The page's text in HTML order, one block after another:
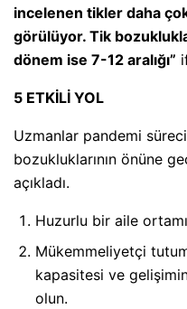
incelenen tikler daha
görülüyor. Tik
dönem ise 7-12 aralığı”
5 ETKİLİ YOL
Uzmanlar pandemi
bozukluklarının önüne
açıkladı.
Huzurlu bir aile
Mükemmeliyetçi
kapasitesi ve
olun.